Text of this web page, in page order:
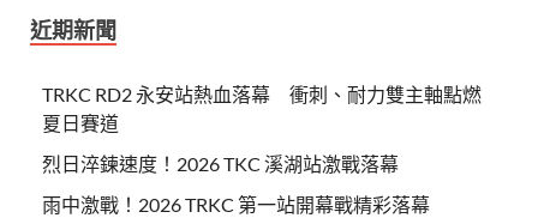
近期新聞
TRKC RD2 永安站熱血落幕 衝刺、耐力雙主軸點燃
夏日賽道
烈日淬鍊速度！2026 TKC 溪湖站激戰落幕
雨中激戰！2026 TRKC 第一站開幕戰精彩落幕